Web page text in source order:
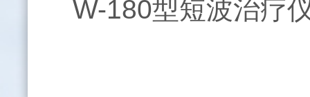
W-180型短波治疗